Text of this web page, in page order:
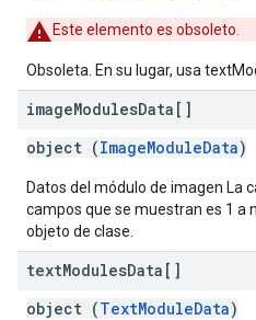
Este elemento es obsoleto.
Obsoleta. En su lugar, usa
imageModulesData[]
object (ImageModuleData)
Datos del módulo de imagen La
campos que se muestran es 1 a
objeto de clase.
textModulesData[]
object (TextModuleData)